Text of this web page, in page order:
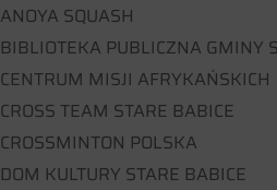
ANOYA SQUASH
BIBLIOTEKA PUBLICZNA GMINY
CENTRUM MISJI AFRYKAŃSKICH
CROSS TEAM STARE BABICE
CROSSMINTON POLSKA
DOM KULTURY STARE BABICE